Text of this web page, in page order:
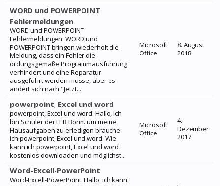
WORD und POWERPOINT
Fehlermeldungen
WORD und POWERPOINT
Fehlermeldungen: WORD und
POWERPOINT bringen wiederholt die
Meldung, dass ein Fehler die
ordungsgemäße Programmausführung
verhindert und eine Reparatur
ausgeführt werden müsse, aber es
ändert sich nach "Jetzt...
Microsoft
Office
8. August
2018
powerpoint, Excel und word
powerpoint, Excel und word: Hallo, Ich
bin Schüler der LEB Bonn. um meine
Hausaufgaben zu erledigen brauche
ich powerpoint, Excel und word. Wie
kann ich powerpoint, Excel und word
kostenlos downloaden und möglichst...
Microsoft
Office
4.
Dezember
2017
Word-Excell-PowerPoint
Word-Excell-PowerPoint: Hallo, ich kann